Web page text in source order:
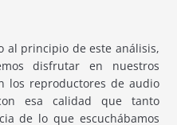
al principio de este análisis,
disfrutar en nuestros
los reproductores de audio
esa calidad que tanto
de lo que escuchábamos